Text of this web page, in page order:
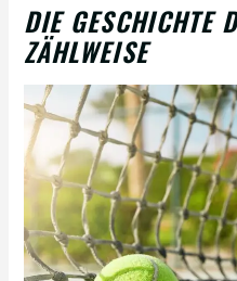
DIE GESCHICHTE
ZÄHLWEISE